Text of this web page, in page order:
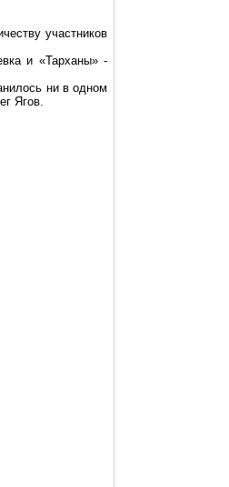
участников
и «Тарханы» -
ни в одном
Ягов.